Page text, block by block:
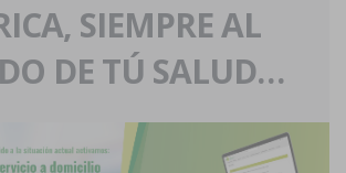
SIEMPRE AL
DE TÚ SALUD…